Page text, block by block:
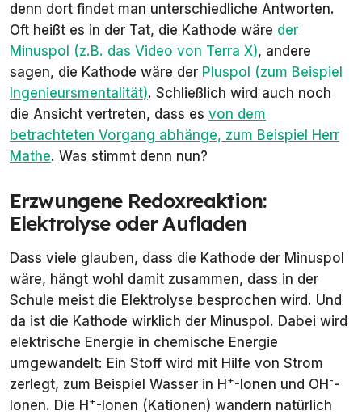
denn dort findet man unterschiedliche Antworten.
Oft heißt es in der Tat, die Kathode wäre der
Minuspol (z.B. das Video von Terra X), andere
sagen, die Kathode wäre der Pluspol (zum Beispiel
Ingenieursmentalität). Schließlich wird auch noch
die Ansicht vertreten, dass es von dem
betrachteten Vorgang abhänge, zum Beispiel Herr
Mathe. Was stimmt denn nun?
Erzwungene Redoxreaktion:
Elektrolyse oder Aufladen
Dass viele glauben, dass die Kathode der Minuspol
wäre, hängt wohl damit zusammen, dass in der
Schule meist die Elektrolyse besprochen wird. Und
da ist die Kathode wirklich der Minuspol. Dabei wird
elektrische Energie in chemische Energie
umgewandelt: Ein Stoff wird mit Hilfe von Strom
zerlegt, zum Beispiel Wasser in H +-Ionen und OH --
Ionen. Die H +-Ionen (Kationen) wandern natürlich